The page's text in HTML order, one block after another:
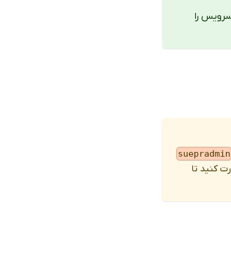
را
suepradmin
کنید تا